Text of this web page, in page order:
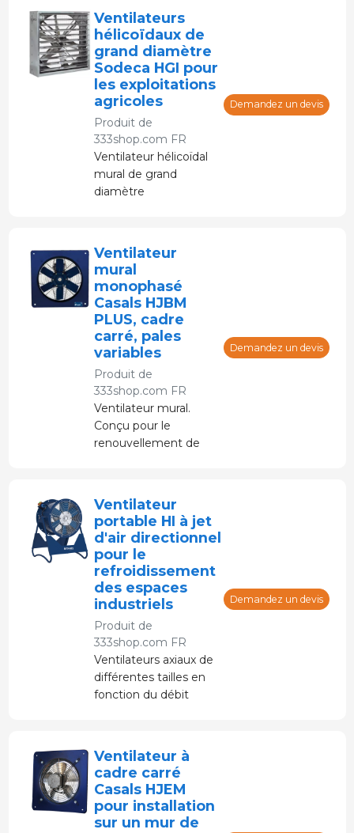
Ventilateurs
hélicoïdaux de
grand diamètre
Sodeca HGI pour
les exploitations
agricoles
Produit de
333shop.com FR
Ventilateur hélicoïdal
mural de grand
diamètre
Demandez un devis
Ventilateur
mural
monophasé
Casals HJBM
PLUS, cadre
carré, pales
variables
Produit de
333shop.com FR
Ventilateur mural.
Conçu pour le
renouvellement de
bâtiments.
Demandez un devis
Ventilateur
portable HI à jet
d'air directionnel
pour le
refroidissement
des espaces
industriels
Produit de
333shop.com FR
Ventilateurs axiaux de
différentes tailles en
fonction du débit
Idéal pour soulager la
sensation de gêne
chez les travailleurs et
pour le
Demandez un devis
Ventilateur à
cadre carré
Casals HJEM
pour installation
sur un mur de